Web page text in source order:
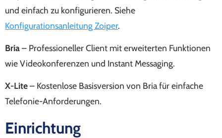
und einfach zu konfigurieren. Siehe
Konfigurationsanleitung Zoiper.
Bria– Professioneller Client mit erweiterten Funktionen
wie Videokonferenzen und Instant Messaging.
X-Lite– Kostenlose Basisversion von Bria für einfache
Telefonie-Anforderungen.
Einrichtung